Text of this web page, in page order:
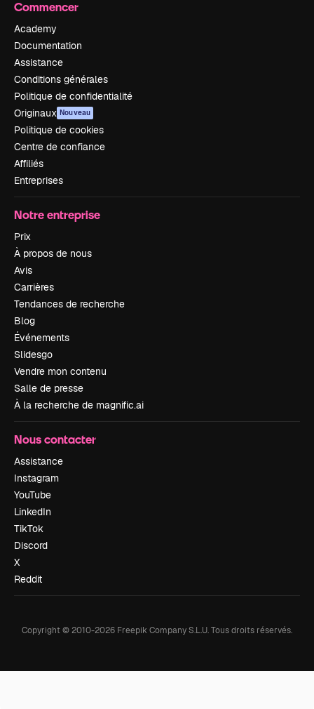
Commencer
Academy
Documentation
Assistance
Conditions générales
Politique de confidentialité
Originaux Nouveau
Politique de cookies
Centre de confiance
Affiliés
Entreprises
Notre entreprise
Prix
À propos de nous
Avis
Carrières
Tendances de recherche
Blog
Événements
Slidesgo
Vendre mon contenu
Salle de presse
À la recherche de magnific.ai
Nous contacter
Assistance
Instagram
YouTube
LinkedIn
TikTok
Discord
X
Reddit
Copyright © 2010-2026 Freepik Company S.L.U.Tous droits réservés.